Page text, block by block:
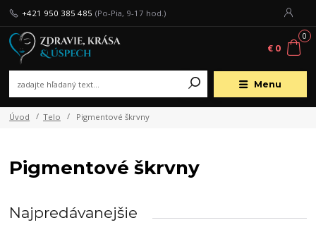
Menu
+421 950 385 485 (Po-Pia, 9-17 hod.)
0
€ 0
Úvod Telo Pigmentové škrvny
Pigmentové škrvny
Najpredávanejšie